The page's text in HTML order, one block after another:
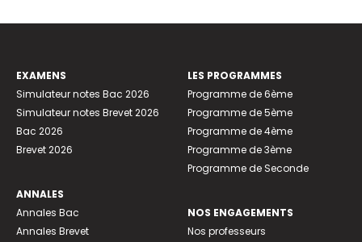
EXAMENS
Simulateur notes Bac 2026
Simulateur notes Brevet 2026
Bac 2026
Brevet 2026
ANNALES
Annales Bac
Annales Brevet
LES PROGRAMMES
Programme de 6ème
Programme de 5ème
Programme de 4ème
Programme de 3ème
Programme de Seconde
NOS ENGAGEMENTS
Nos professeurs